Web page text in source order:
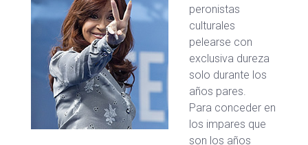
peronistas
culturales
pelearse con
exclusiva dureza
solo durante los
años pares.
Para conceder en
los impares que
son los años